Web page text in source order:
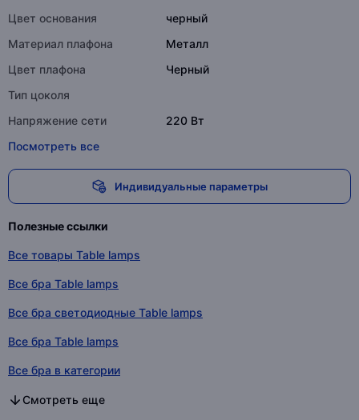
Цвет основания
черный
Материал плафона
Металл
Цвет плафона
Черный
Тип цоколя
Напряжение сети
220 Вт
Посмотреть все
Индивидуальные параметры
Полезные ссылки
Все товары Table lamps
Все бра Table lamps
Все бра светодиодные Table lamps
Все бра Table lamps
Все бра в категории
Все бра светодиодные в категории
Все бра в категории
Смотреть еще